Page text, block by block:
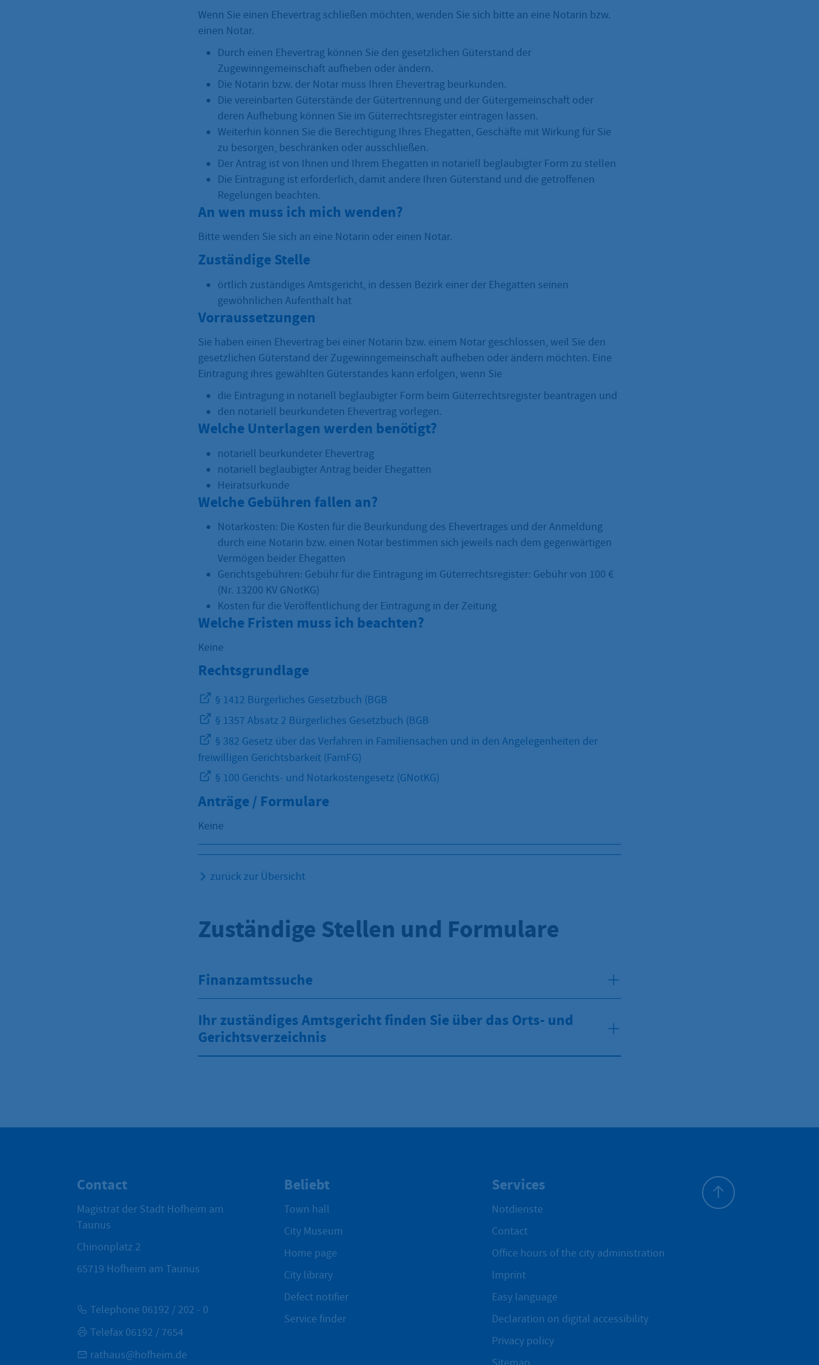
Wenn Sie einen Ehevertrag schließen möchten, wenden Sie sich bitte an eine Notarin bzw.
einen Notar.
Durch einen Ehevertrag können Sie den gesetzlichen Güterstand der
Zugewinngemeinschaft aufheben oder ändern.
Die Notarin bzw. der Notar muss Ihren Ehevertrag beurkunden.
Die vereinbarten Güterstände der Gütertrennung und der Gütergemeinschaft oder
deren Aufhebung können Sie im Güterrechtsregister eintragen lassen.
Weiterhin können Sie die Berechtigung Ihres Ehegatten, Geschäfte mit Wirkung für Sie
zu besorgen, beschränken oder ausschließen.
Der Antrag ist von Ihnen und Ihrem Ehegatten in notariell beglaubigter Form zu stellen
Die Eintragung ist erforderlich, damit andere Ihren Güterstand und die getroffenen
Regelungen beachten.
An wen muss ich mich wenden?
Bitte wenden Sie sich an eine Notarin oder einen Notar.
Zuständige Stelle
örtlich zuständiges Amtsgericht, in dessen Bezirk einer der Ehegatten seinen
gewöhnlichen Aufenthalt hat
Vorraussetzungen
Sie haben einen Ehevertrag bei einer Notarin bzw. einem Notar geschlossen, weil Sie den
gesetzlichen Güterstand der Zugewinngemeinschaft aufheben oder ändern möchten. Eine
Eintragung ihres gewählten Güterstandes kann erfolgen, wenn Sie
die Eintragung in notariell beglaubigter Form beim Güterrechtsregister beantragen und
den notariell beurkundeten Ehevertrag vorlegen.
Welche Unterlagen werden benötigt?
notariell beurkundeter Ehevertrag
notariell beglaubigter Antrag beider Ehegatten
Heiratsurkunde
Welche Gebühren fallen an?
Notarkosten: Die Kosten für die Beurkundung des Ehevertrages und der Anmeldung
durch eine Notarin bzw. einen Notar bestimmen sich jeweils nach dem gegenwärtigen
Vermögen beider Ehegatten
Gerichtsgebühren: Gebühr für die Eintragung im Güterrechtsregister: Gebühr von 100 €
(Nr. 13200 KV GNotKG)
Kosten für die Veröffentlichung der Eintragung in der Zeitung
Welche Fristen muss ich beachten?
Keine
Rechtsgrundlage
§ 1412 Bürgerliches Gesetzbuch (BGB
§ 1357 Absatz 2 Bürgerliches Gesetzbuch (BGB
§ 382 Gesetz über das Verfahren in Familiensachen und in den Angelegenheiten der
freiwilligen Gerichtsbarkeit (FamFG)
§ 100 Gerichts- und Notarkostengesetz (GNotKG)
Anträge / Formulare
Keine
zurück zur Übersicht
Zuständige Stellen und Formulare
Finanzamtssuche
Ihr zuständiges Amtsgericht finden Sie über das Orts- und
Gerichtsverzeichnis
Contact
Magistrat der Stadt Hofheim am
Taunus
Chinonplatz 2
65719 Hofheim am Taunus
Telephone 06192 / 202 - 0
Telefax 06192 / 7654
rathaus@hofheim.de
Beliebt
Town hall
City Museum
Home page
City library
Defect notifier
Service finder
Services
Notdienste
Contact
Office hours of the city administration
Imprint
Easy language
Declaration on digital accessibility
Privacy policy